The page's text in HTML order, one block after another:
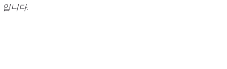
입니다.